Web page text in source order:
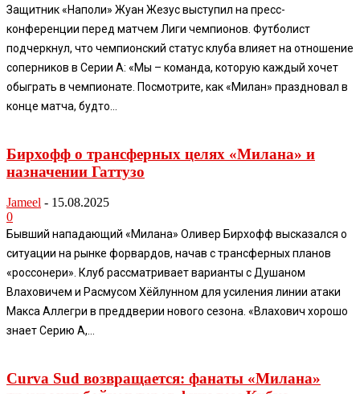
Защитник «Наполи» Жуан Жезус выступил на пресс-
конференции перед матчем Лиги чемпионов. Футболист
подчеркнул, что чемпионский статус клуба влияет на отношение
соперников в Серии А: «Мы – команда, которую каждый хочет
обыграть в чемпионате. Посмотрите, как «Милан» праздновал в
конце матча, будто...
Бирхофф о трансферных целях «Милана» и
назначении Гаттузо
Jameel - 15.08.2025
0
Бывший нападающий «Милана» Оливер Бирхофф высказался о
ситуации на рынке форвардов, начав с трансферных планов
«россонери». Клуб рассматривает варианты с Душаном
Влаховичем и Расмусом Хёйлунном для усиления линии атаки
Макса Аллегри в преддверии нового сезона. «Влахович хорошо
знает Серию А,...
Curva Sud возвращается: фанаты «Милана»